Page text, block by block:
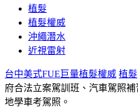
植髮
植髮權威
沖繩潛水
近視雷射
台中美式FUE巨量植髮權威 植髮
府合法立案駕訓班、汽車駕照
地學車考駕照。